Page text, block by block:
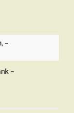
–
–